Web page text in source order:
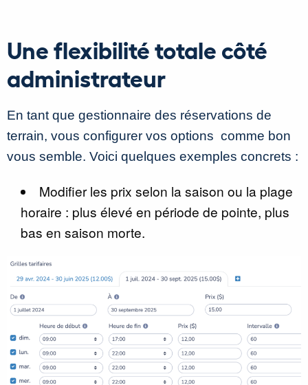
Une flexibilité totale côté
administrateur
En tant que gestionnaire des réservations de
terrain, vous configurer vos options comme bon
vous semble. Voici quelques exemples concrets :
Modifier les prix selon la saison ou la plage
horaire : plus élevé en période de pointe, plus
bas en saison morte.